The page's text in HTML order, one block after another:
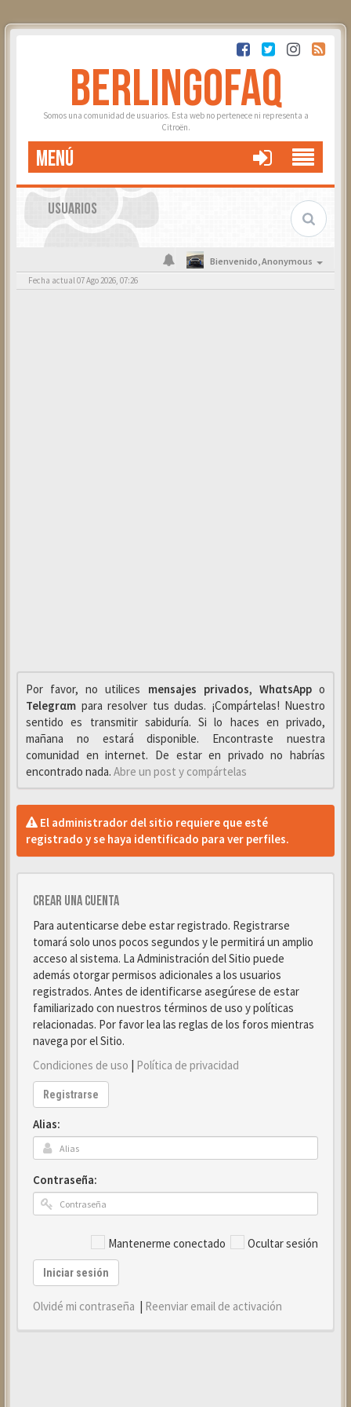
BERLINGOFAQ
Somos una comunidad de usuarios. Esta web no pertenece ni representa a
Citroën.
MENÚ
USUARIOS
Bienvenido,Anonymous
Fecha actual 07 Ago 2026, 07:26
Por favor, no utilices mensajes privados, WhαtsAppo
Telegrαm para resolver tus dudas. ¡Compártelas! Nuestro
sentido es transmitir sabiduría. Si lo haces en privado,
mañana no estará disponible. Encontraste nuestra
comunidad en internet. De estar en privado no habrías
encontrado nada. Abre un post y compártelas
El administrador del sitio requiere que esté
registrado y se haya identificado para ver perfiles.
Crear una cuenta
Para autenticarse debe estar registrado. Registrarse
tomará solo unos pocos segundos y le permitirá un amplio
acceso al sistema. La Administración del Sitio puede
además otorgar permisos adicionales a los usuarios
registrados. Antes de identificarse asegúrese de estar
familiarizado con nuestros términos de uso y políticas
relacionadas. Por favor lea las reglas de los foros mientras
navega por el Sitio.
Condiciones de uso | Política de privacidad
Registrarse
Alias:
Contraseña:
Mantenerme conectado Ocultar sesión
Iniciar sesión
Olvidé mi contraseña | Reenviar email de activación